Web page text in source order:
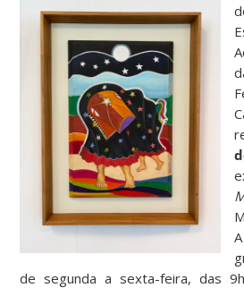
de segunda a sexta-feira, das